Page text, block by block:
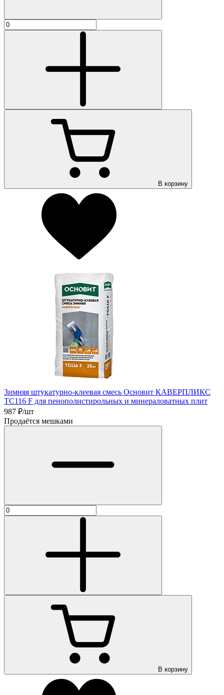
В корзину
Зимняя штукатурно-клеевая смесь Основит КАВЕРПЛИКС
TC116 F для пенополистирольных и минераловатных плит
987 ₽/шт
Продаётся мешками
В корзину